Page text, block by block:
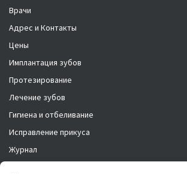
Врачи
Адрес и Контакты
Цены
Имплантация зубов
Протезирование
Лечение зубов
Гигиена и отбеливание
Исправление прикуса
Журнал